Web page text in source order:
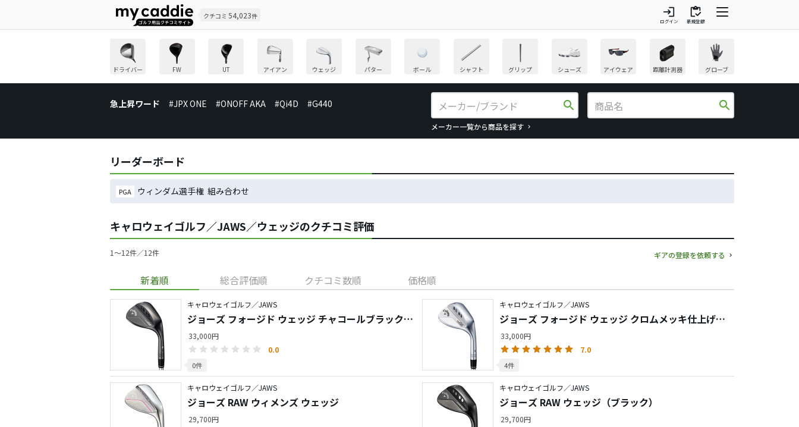
クチコミ 54,023件 login
ログイン
inventory
新規登録
ドライバー FW UT アイアン ウェッジ パター ボール シャフト グリップ シューズ アイウェア 距離計測器 グローブ
急上昇ワード #JPX ONE #ONOFF AKA #Qi4D #G440 search
メーカー一覧から商品を探す
search
リーダーボード
PGA ウィンダム選手権 組み合わせ
キャロウェイゴルフ／JAWS／ウェッジのクチコミ評価
1〜12件／12件 ギアの登録を依頼する
新着順 総合評価順 クチコミ数順 価格順
キャロウェイゴルフ／JAWS
ジョーズ フォージド ウェッジ チャコールブラック仕
上げ（2023）
33,000円
0.0
0件
キャロウェイゴルフ／JAWS
ジョーズ フォージド ウェッジ クロムメッキ仕上げ
（2023）
33,000円
7.0
4件
キャロウェイゴルフ／JAWS
ジョーズ RAW ウィメンズ ウェッジ
29,700円
キャロウェイゴルフ／JAWS
ジョーズ RAW ウェッジ（ブラック）
29,700円